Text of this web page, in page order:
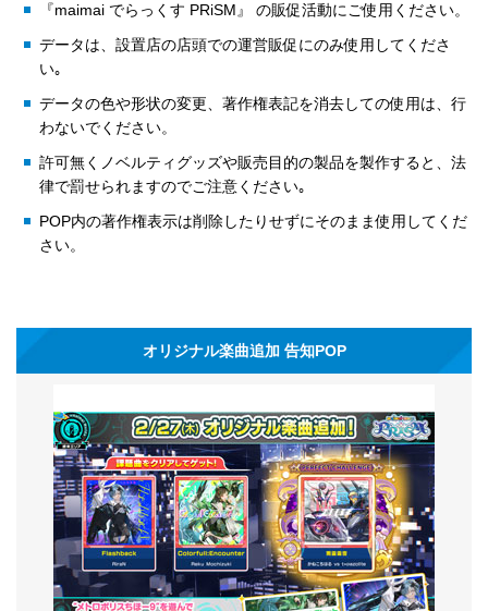
『maimai でらっくす PRiSM』 の販促活動にご使用ください。
データは、設置店の店頭での運営販促にのみ使用してくださ
い｡
データの色や形状の変更、著作権表記を消去しての使用は、行
わないでください。
許可無くノベルティグッズや販売目的の製品を製作すると、法
律で罰せられますのでご注意ください｡
POP内の著作権表示は削除したりせずにそのまま使用してくだ
さい。
オリジナル楽曲追加 告知POP